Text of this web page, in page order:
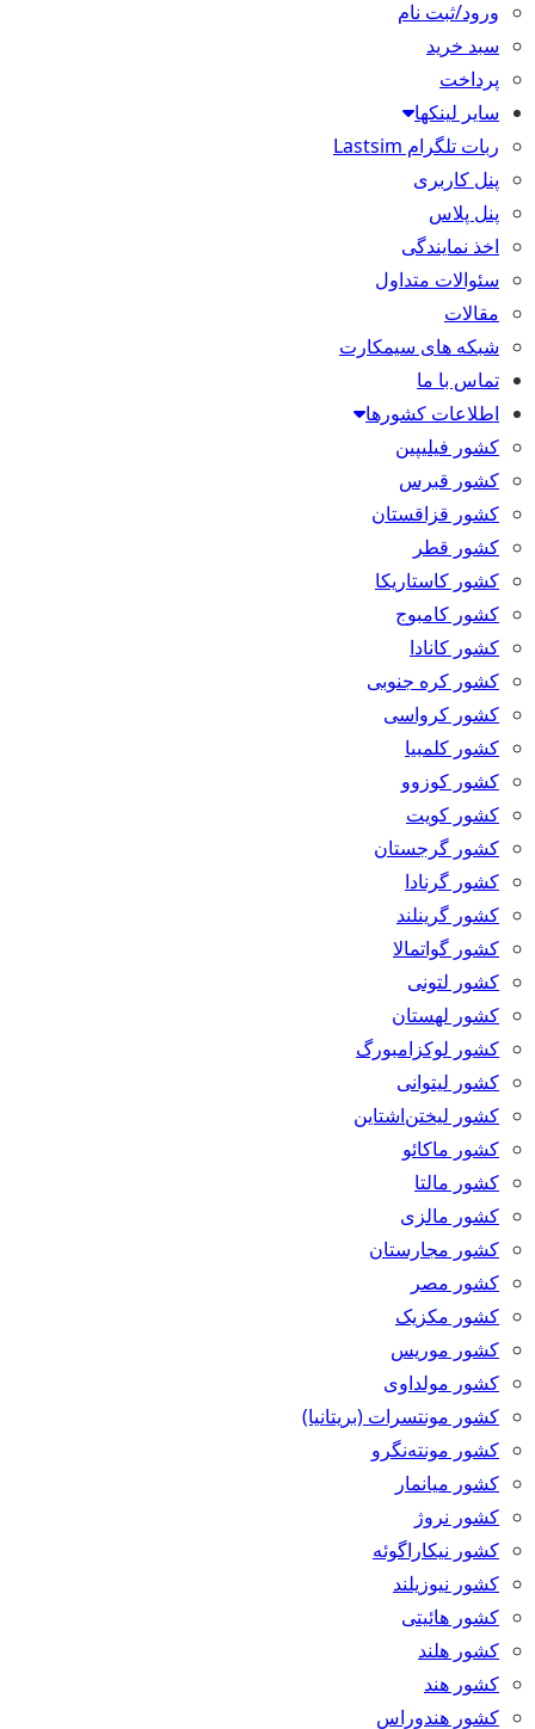
ورود/ثبت نام
سبد خرید
پرداخت
سایر لینکها
ربات تلگرام Lastsim
پنل کاربری
پنل پلاس
اخذ نمایندگی
سئوالات متداول
مقالات
شبکه های سیمکارت
تماس با ما
اطلاعات کشورها
کشور فیلیپین
کشور قبرس
کشور قزاقستان
کشور قطر
کشور کاستاریکا
کشور کامبوج
کشور کانادا
کشور کره جنوبی
کشور کرواسی
کشور کلمبیا
کشور کوزوو
کشور کویت
کشور گرجستان
کشور گرنادا
کشور گرینلند
کشور گواتمالا
کشور لتونی
کشور لهستان
کشور لوکزامبورگ
کشور لیتوانی
کشور لیختن‌اشتاین
کشور ماکائو
کشور مالتا
کشور مالزی
کشور مجارستان
کشور مصر
کشور مکزیک
کشور موریس
کشور مولداوی
کشور مونتسرات (بریتانیا)
کشور مونته‌نگرو
کشور میانمار
کشور نروژ
کشور نیکاراگوئه
کشور نیوزیلند
کشور هائیتی
کشور هلند
کشور هند
کشور هندوراس